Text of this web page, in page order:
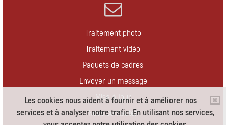
Les cookies nous aident à fournir et à améliorer nos
services et à analyser notre trafic. En utilisant nos services,
Traitement photo
Traitement vidéo
Paquets de cadres
Envoyer un message
Mise à jour
Nous contacter